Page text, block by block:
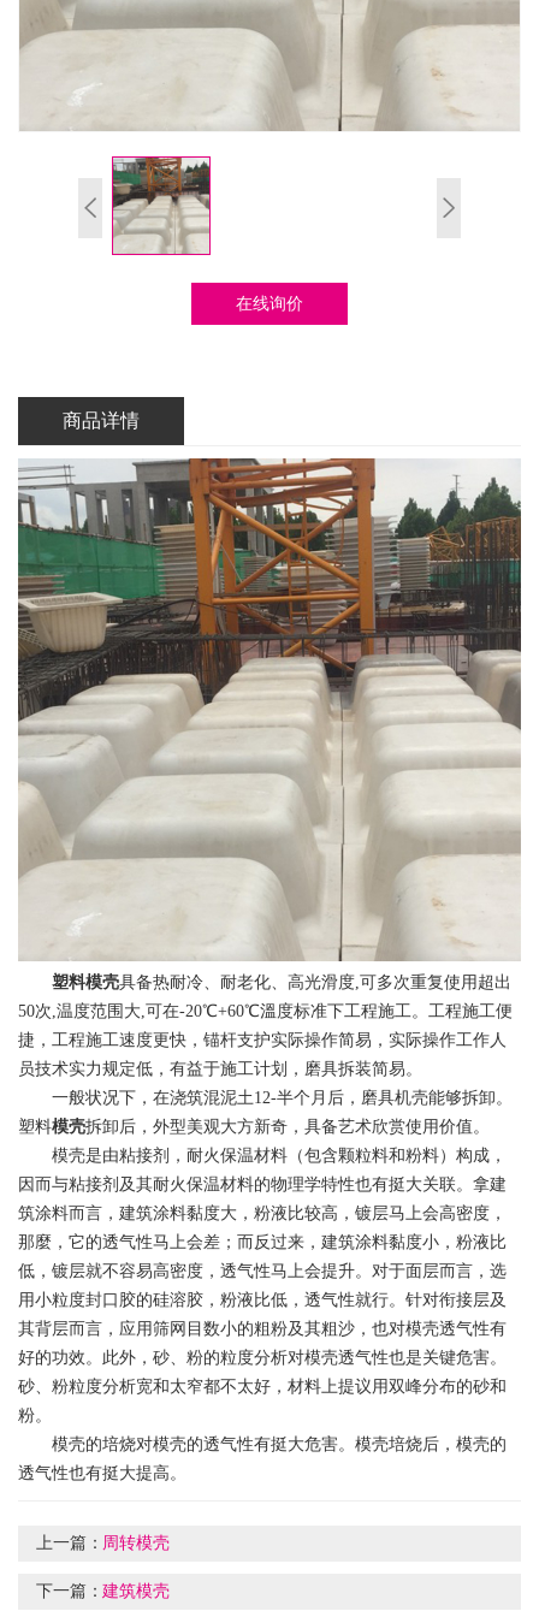
在线询价
商品详情
塑料模壳具备热耐冷、耐老化、高光滑度,可多次重复使用超出
50次,温度范围大,可在-20℃+60℃溫度标准下工程施工。工程施工便
捷，工程施工速度更快，锚杆支护实际操作简易，实际操作工作人
员技术实力规定低，有益于施工计划，磨具拆装简易。
一般状况下，在浇筑混泥土12-半个月后，磨具机壳能够拆卸。
塑料模壳拆卸后，外型美观大方新奇，具备艺术欣赏使用价值。
模壳是由粘接剂，耐火保温材料（包含颗粒料和粉料）构成，
因而与粘接剂及其耐火保温材料的物理学特性也有挺大关联。拿建
筑涂料而言，建筑涂料黏度大，粉液比较高，镀层马上会高密度，
那麼，它的透气性马上会差；而反过来，建筑涂料黏度小，粉液比
低，镀层就不容易高密度，透气性马上会提升。对于面层而言，选
用小粒度封口胶的硅溶胶，粉液比低，透气性就行。针对衔接层及
其背层而言，应用筛网目数小的粗粉及其粗沙，也对模壳透气性有
好的功效。此外，砂、粉的粒度分析对模壳透气性也是关键危害。
砂、粉粒度分析宽和太窄都不太好，材料上提议用双峰分布的砂和
粉。
模壳的培烧对模壳的透气性有挺大危害。模壳培烧后，模壳的
透气性也有挺大提高。
上一篇： 周转模壳
下一篇：建筑模壳